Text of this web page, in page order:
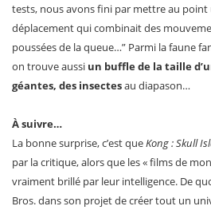
tests, nous avons fini par mettre au
déplacement qui combinait des
poussées de la queue…” Parmi la faune
on trouve aussi un buffle de la taille
géantes, des insectesau diapason…
À suivre…
La bonne surprise, c’est queKong : Skull
par la critique, alors que les « films de
vraiment brillé par leur intelligence. De
Bros. dans son projet de créer tout un